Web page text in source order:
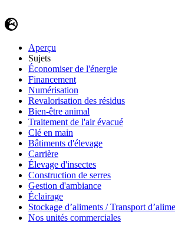
Aperçu
Sujets
Économiser de l'énergie
Financement
Numérisation
Revalorisation des résidus
Bien-être animal
Traitement de l'air évacué
Clé en main
Bâtiments d'élevage
Carrière
Élevage d'insectes
Construction de serres
Gestion d'ambiance
Éclairage
Stockage d’aliments / Transport
Nos unités commerciales